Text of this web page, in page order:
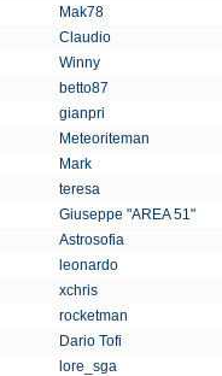
Mak78
Claudio
Winny
betto87
gianpri
Meteoriteman
Mark
teresa
Giuseppe "AREA 51"
Astrosofia
leonardo
xchris
rocketman
Dario Tofi
lore_sga